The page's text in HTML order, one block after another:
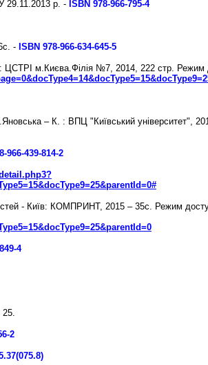
29.11.2013 р. - ISBN 978-966-795-4
- ISВN 978-966-634-645-5
ЦСТРІ м.Києва.Філія №7, 2014, 222 стр.
Режим
– К. : ВПЦ "Київський університет",
966-439-814-2
- Київ: КОМПРИНТ, 2015 – 35с.
Режим
4
2